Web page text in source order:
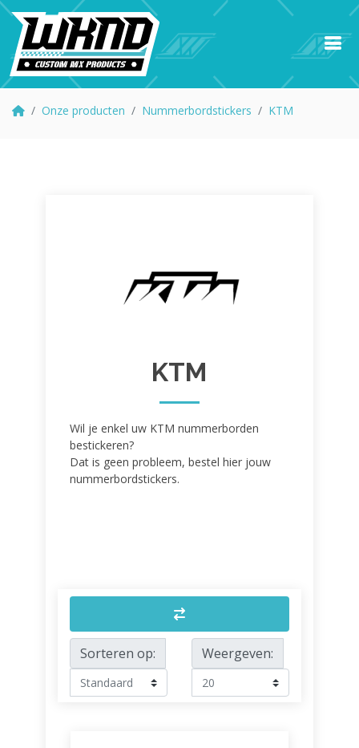
Onze producten Nummerbordstickers KTM
KTM
Wil je enkel uw KTM nummerborden
bestickeren?
Dat is geen probleem, bestel hier jouw
nummerbordstickers.
Sorteren op: Weergeven: